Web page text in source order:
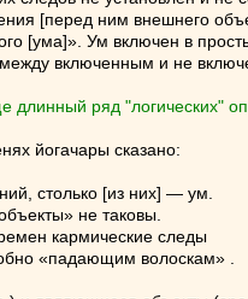
[перед ним внешнего
[ума]». Ум включен в
между включенным и не
длинный ряд "логических"
йогачары сказано:
столько [из них] — ум.
не таковы.
кармические следы
«падающим волоскам» .